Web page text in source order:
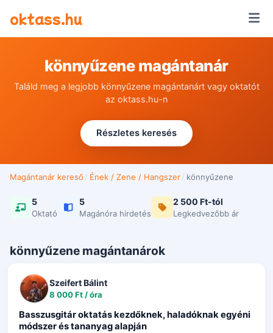
oktass.hu
könnyűzene magántanár
Találd meg a legjobb könnyűzene magántanárt vagy oktatót
az oktass.hu-n
Részletes keresés
Magántanár kereső / Ének / Zene / Hangszer / könnyűzene
5
Oktató
5
Magánóra hirdetés
2 500 Ft-tól
Legkedvezőbb ár
könnyűzene magántanárok
Szeifert Bálint
8 000 Ft / óra
Basszusgitár oktatás kezdőknek, haladóknak egyéni
módszer és tananyag alapján